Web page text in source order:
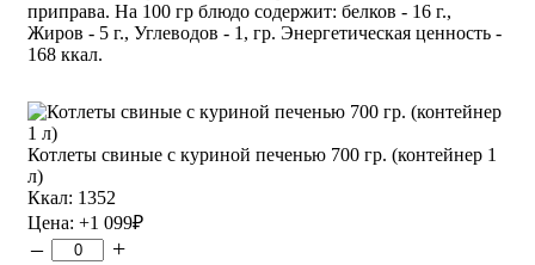
приправа. На 100 гр блюдо содержит: белков - 16 г.,
Жиров - 5 г., Углеводов - 1, гр. Энергетическая ценность -
168 ккал.
Котлеты свиные с куриной печенью 700 гр. (контейнер 1
л)
Ккал: 1352
Цена: +1 099₽
– +